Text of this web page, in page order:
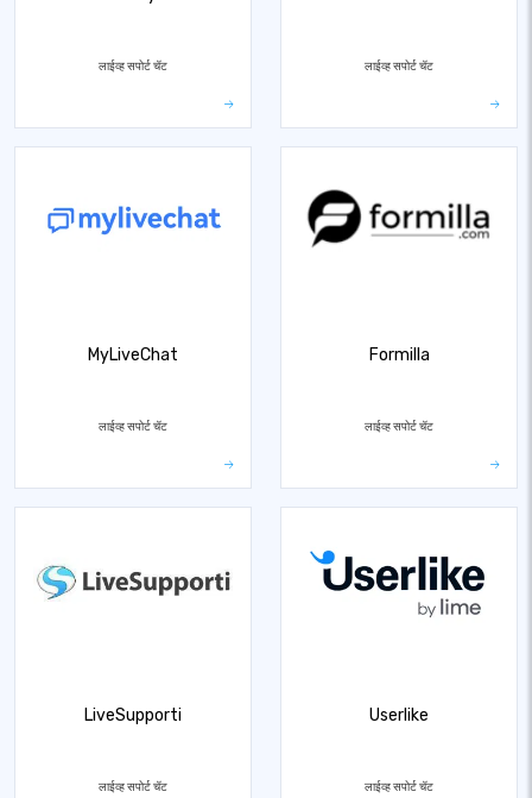
लाईव्ह सपोर्ट चॅट लाईव्ह सपोर्ट चॅट
MyLiveChat
लाईव्ह सपोर्ट चॅट
Formilla
लाईव्ह सपोर्ट चॅट
LiveSupporti
लाईव्ह सपोर्ट चॅट
Userlike
लाईव्ह सपोर्ट चॅट